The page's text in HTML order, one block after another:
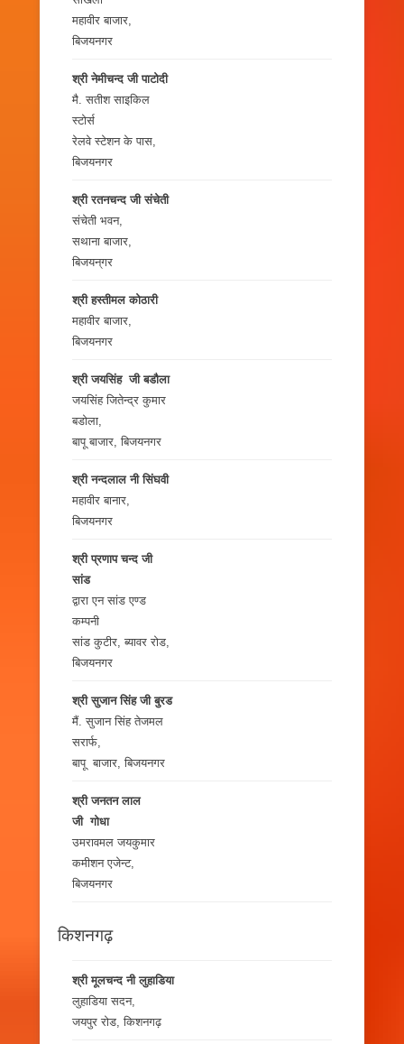
महावीर बाजार,
बिजयनगर
श्री नेमीचन्द जी पाटोदी
मै. सतीश साइकिल
स्टोर्स
रेलवे स्टेशन के पास,
बिजयनगर
श्री रतनचन्द जी संचेती
संचेती भवन,
सथाना बाजार,
बिजयन्‌गर
श्री हस्तीमल कोठारी
महावीर बाजार,
बिजयनगर
श्री जयसिंह जी बडौला
जयसिंह जितेन्द्र कुमार
बडोला,
बापू बाजार, बिजयनगर
श्री नन्दलाल नी सिंघवी
महावीर बानार,
बिजयनगर
श्री प्रणाप चन्द जी
सांड
द्वारा एन सांड एण्ड
कम्पनी
सांड कुटीर, ब्यावर रोड,
बिजयनगर
श्री सुजान सिंह जी बुरड
मैं. सुजान सिंह तेजमल
सरार्फ,
बापू बाजार, बिजयनगर
श्री जनतन लाल
जी गोधा
उमरावमल जयकुमार
कमीशन एजेन्ट,
बिजयनगर
किशनगढ़
श्री मूलचन्द नी लुहाडिया
लुहाडिया सदन,
जयपुर रोड, किशनगढ़